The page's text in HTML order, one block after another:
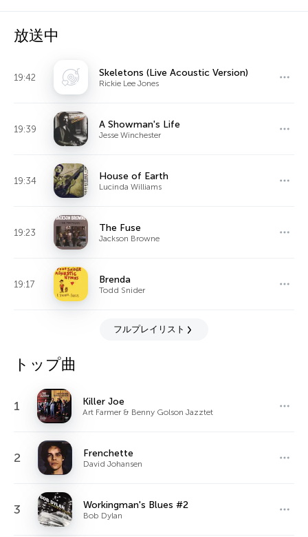
放送中
19:42 Skeletons (Live Acoustic Version)
Rickie Lee Jones
19:39 A Showman's Life
Jesse Winchester
19:34 House of Earth
Lucinda Williams
19:23 The Fuse
Jackson Browne
19:17 Brenda
Todd Snider
フルプレイリスト
トップ曲
1 Killer Joe
Art Farmer & Benny Golson Jazztet
2 Frenchette
David Johansen
3 Workingman's Blues #2
Bob Dylan